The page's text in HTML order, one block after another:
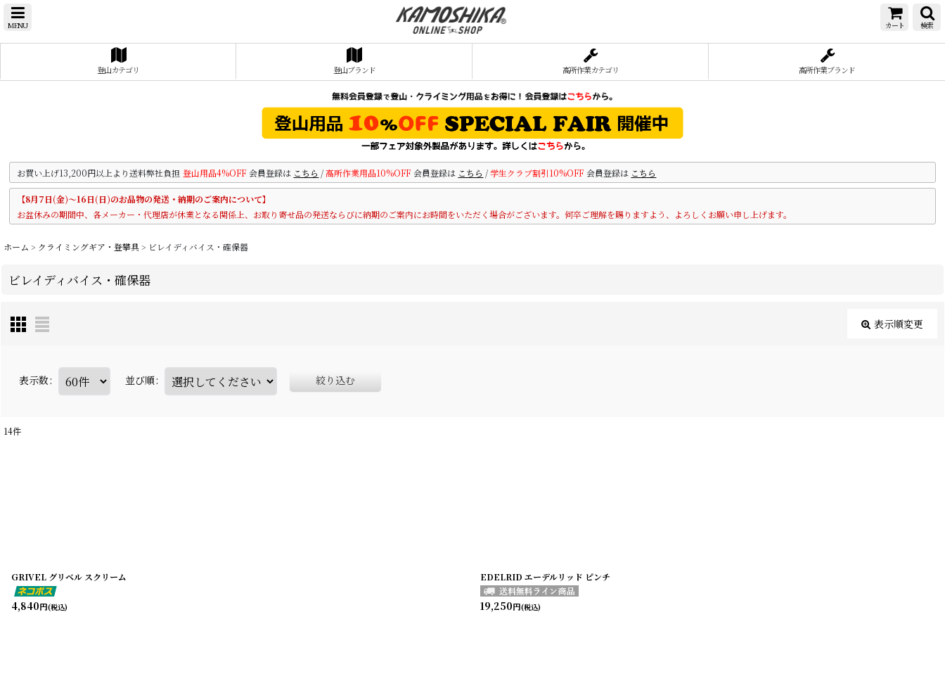
MENU カート 検索
登山カテゴリ 登山ブランド 高所作業カテゴリ 高所作業ブランド
お買い上げ13,200円以上より送料弊社負担 登山用品4%OFF 会員登録は こちら /高所作業用品10%OFF 会員登録は こちら /学生クラブ割引10%OFF 会員登録は こちら
【8月7日(金)～16日(日)のお品物の発送・納期のご案内について】
お盆休みの期間中、各メーカー・代理店が休業となる関係上、お取り寄せ品の発送ならびに納期のご案内にお時間をいただく場合がございます。何卒ご理解を賜りますよう、よろしくお願い申し上げます。
ホーム > クライミングギア・登攀具> ビレイディバイス・確保器
ビレイディバイス・確保器
表示順変更
表示数: 並び順: 絞り込む
14件
GRIVEL グリベル スクリーム
4,840円(税込)
EDELRID エーデルリッド ピンチ
19,250円(税込)